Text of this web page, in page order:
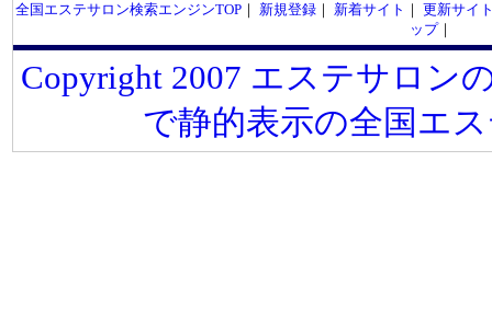
全国エステサロン検索エンジンTOP｜ 新規登録｜ 新着サイト ｜ 更新サイ
ップ｜
Copyright 2007 エステサロン
で静的表示の全国エ